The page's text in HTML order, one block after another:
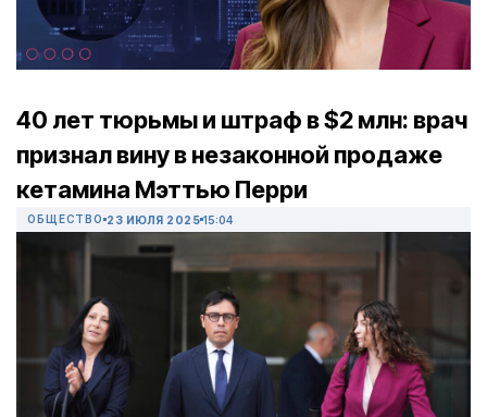
40 лет тюрьмы и штраф в $2 млн: врач
признал вину в незаконной продаже
кетамина Мэттью Перри
ОБЩЕСТВО 23 ИЮЛЯ 2025 15:04